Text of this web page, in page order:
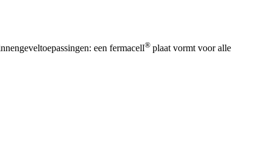
een fermacell® plaat vormt voor alle